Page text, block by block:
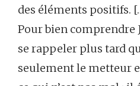
des éléments positifs.
Pour bien comprendre
se rappeler plus tard
seulement le metteur